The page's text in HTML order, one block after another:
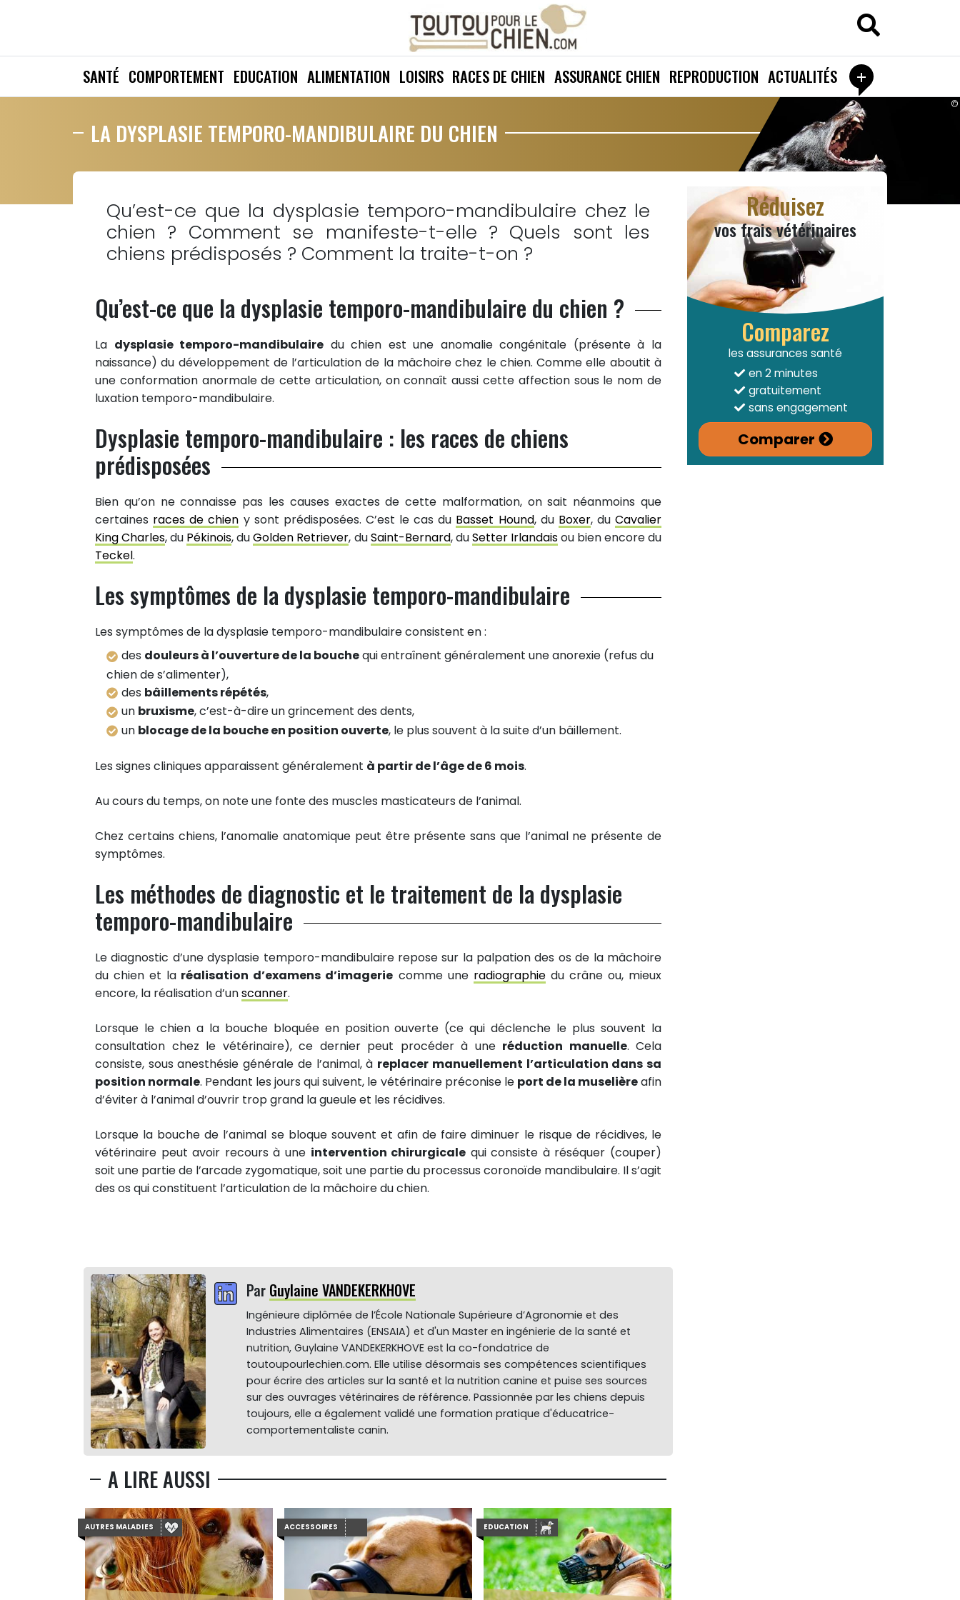
SANTÉ COMPORTEMENT EDUCATION ALIMENTATION LOISIRS RACES DE CHIEN ASSURANCE CHIEN REPRODUCTION ACTUALITÉS +
LA DYSPLASIE TEMPORO-MANDIBULAIRE DU CHIEN
©
Qu’est-ce que la dysplasie temporo-mandibulaire chez le
chien ? Comment se manifeste-t-elle ? Quels sont les
chiens prédisposés ? Comment la traite-t-on ?
Partager sur facebook
Partager sur Twitter
Qu’est-ce que la dysplasie temporo-mandibulaire du chien ?
La dysplasie temporo-mandibulaire du chien est une anomalie congénitale (présente à la
naissance) du développement de l’articulation de la mâchoire chez le chien. Comme elle aboutit à
une conformation anormale de cette articulation, on connaît aussi cette affection sous le nom de
luxation temporo-mandibulaire.
Dysplasie temporo-mandibulaire : les races de chiens
prédisposées
Bien qu’on ne connaisse pas les causes exactes de cette malformation, on sait néanmoins que
certaines races de chien y sont prédisposées. C’est le cas du Basset Hound, du Boxer, du Cavalier
King Charles, du Pékinois, duGolden Retriever, duSaint-Bernard, duSetter Irlandaisou bien encore du
Teckel.
Les symptômes de la dysplasie temporo-mandibulaire
Les symptômes de la dysplasie temporo-mandibulaire consistent en :
des douleurs à l’ouverture de la bouchequi entraînent généralement une anorexie (refus du
chien de s’alimenter),
des bâillements répétés,
un bruxisme, c’est-à-dire un grincement des dents,
un blocage de la bouche en position ouverte, le plus souvent à la suite d’un bâillement.
Les signes cliniques apparaissent généralement à partir de l’âge de 6 mois.
Au cours du temps, on note une fonte des muscles masticateurs de l’animal.
Chez certains chiens, l’anomalie anatomique peut être présente sans que l’animal ne présente de
symptômes.
Les méthodes de diagnostic et le traitement de la dysplasie
temporo-mandibulaire
Le diagnostic d’une dysplasie temporo-mandibulaire repose sur la palpation des os de la mâchoire
du chien et la réalisation d’examens d’imagerie comme une radiographiedu crâne ou, mieux
encore, la réalisation d’unscanner.
Lorsque le chien a la bouche bloquée en position ouverte (ce qui déclenche le plus souvent la
consultation chez le vétérinaire), ce dernier peut procéder à une réduction manuelle. Cela
consiste, sous anesthésie générale de l’animal, à replacer manuellement l’articulation dans sa
position normale. Pendant les jours qui suivent, le vétérinaire préconise le port de la muselièreafin
d’éviter à l’animal d’ouvrir trop grand la gueule et les récidives.
Lorsque la bouche de l’animal se bloque souvent et afin de faire diminuer le risque de récidives, le
vétérinaire peut avoir recours à une intervention chirurgicale qui consiste à réséquer (couper)
soit une partie de l’arcade zygomatique, soit une partie du processus coronoïde mandibulaire. Il s’agit
des os qui constituent l’articulation de la mâchoire du chien.
Par Guylaine VANDEKERKHOVE
Ingénieure diplômée de l’École Nationale Supérieure d’Agronomie et des
Industries Alimentaires (ENSAIA) et d'un Master en ingénierie de la santé et
nutrition, Guylaine VANDEKERKHOVE est la co-fondatrice de
toutoupourlechien.com. Elle utilise désormais ses compétences scientifiques
pour écrire des articles sur la santé et la nutrition canine et puise ses sources
sur des ouvrages vétérinaires de référence. Passionnée par les chiens depuis
toujours, elle a également validé une formation pratique d'éducatrice-
comportementaliste canin.
A LIRE AUSSI
AUTRES MALADIES ACCESSOIRES EDUCATION
Réduisez
vos frais vétérinaires
Comparez
les assurances santé
en 2 minutes
gratuitement
sans engagement
Comparer